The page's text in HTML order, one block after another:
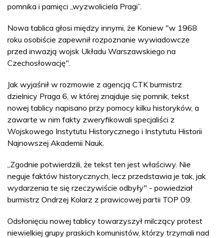
pomnika i pamięci „wyzwoliciela Pragi”.
Nowa tablica głosi między innymi, że Koniew "w 1968
roku osobiście zapewnił rozpoznanie wywiadowcze
przed inwazją wojsk Układu Warszawskiego na
Czechosłowację".
Jak wyjaśnił w rozmowie z agencją CTK burmistrz
dzielnicy Praga 6, w której znajduje się pomnik, tekst
nowej tablicy napisano przy pomocy kilku historyków, a
zawarte w nim fakty zweryfikowali specjaliści z
Wojskowego Instytutu Historycznego i Instytutu Historii
Najnowszej Akademii Nauk.
„Zgodnie potwierdzili, że tekst ten jest właściwy. Nie
neguje faktów historycznych, lecz przedstawia je tak, jak
wydarzenia te się rzeczywiście odbyły" - powiedział
burmistrz Ondrzej Kolarz z prawicowej partii TOP 09.
Odsłonięciu nowej tablicy towarzyszył milczący protest
niewielkiej grupy praskich komunistów, którzy trzymali nad